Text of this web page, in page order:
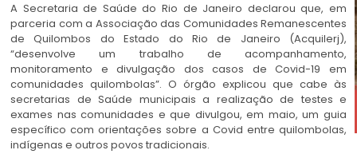
A Secretaria de Saúde do Rio de Janeiro declarou que, em
parceria com a Associação das Comunidades Remanescentes
de Quilombos do Estado do Rio de Janeiro (Acquilerj),
“desenvolve um trabalho de acompanhamento,
monitoramento e divulgação dos casos de Covid-19 em
comunidades quilombolas”. O órgão explicou que cabe às
secretarias de Saúde municipais a realização de testes e
exames nas comunidades e que divulgou, em maio, um guia
específico com orientações sobre a Covid entre quilombolas,
indígenas e outros povos tradicionais.